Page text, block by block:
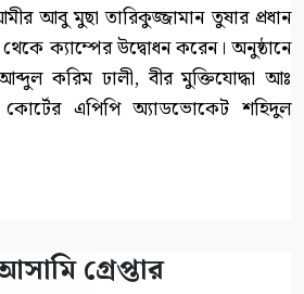
আবু মুছা তারিকুজ্জামান তুষার প্রধান
ক্যাম্পের উদ্বোধন করেন। অনুষ্ঠানে
করিম ঢালী, বীর মুক্তিযোদ্ধা আঃ
এপিপি অ্যাডভোকেট শহিদুল
গ্রেপ্তার